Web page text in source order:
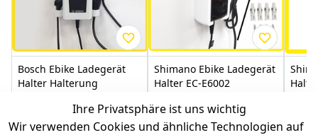
Bosch Ebike Ladegerät
Halter Halterung
Holder 2A|4A|6A
0
Shimano Ebike Ladegerät
Halter EC-E6002
Charger Holder Steps
0
Ihre Privatsphäre ist uns wichtig
Wir verwenden Cookies und ähnliche Technologien auf